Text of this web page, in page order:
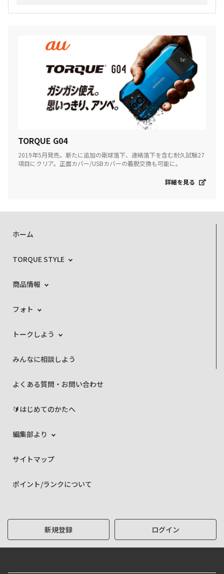
TORQUE G04
2019年5月発売。新たに追加の剛球落下、連絡落下を含む耐久試験27
項目にクリア。正面カバー/USBカバーの着脱交換も可能に。
詳細を見る
ホーム
TORQUE STYLE
商品情報
フォト
トークしよう
みんなに相談しよう
よくある質問・お問い合わせ
🔰はじめてのかたへ
編集部より
サイトマップ
ポイント/ランクについて
新規登録 ログイン